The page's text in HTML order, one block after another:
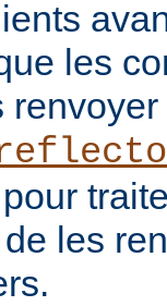
les
les